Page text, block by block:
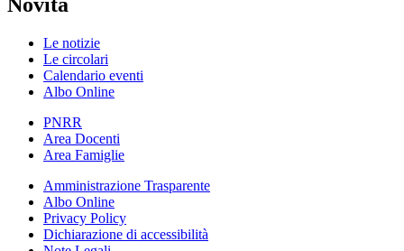
Le notizie
Le circolari
Calendario eventi
Albo Online
PNRR
Area Docenti
Area Famiglie
Amministrazione Trasparente
Albo Online
Privacy Policy
Dichiarazione di accessibilità